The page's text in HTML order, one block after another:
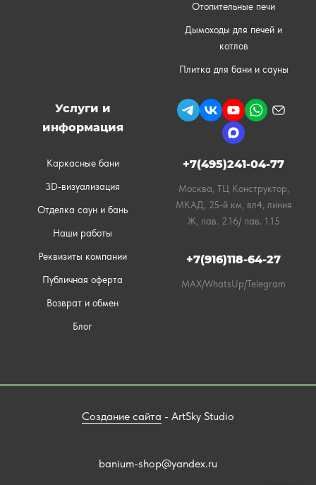
Отопительные печи
Дымоходы для печей и
котлов
Плитка для бани и сауны
Услуги и
информация
Каркасные бани
3D-визуализация
Отделка саун и бань
Наши работы
Реквизиты компании
Публичная оферта
Возврат и обмен
Блог
+7(495)241-04-77
Москва, ТЦ Конструктор,
МКАД, 25-й км, вл4, линия
Ж, пав. 2.16/ пав. 1.15
+7(916)118-64-27
MAX/WhatsUp/Telegram
Создание сайта - ArtSky Studio
banium-shop@yandex.ru